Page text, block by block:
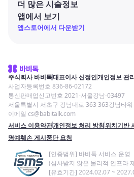
더 많은 시술정보
앱에서 보기
앱스토어에서 다운받기
주식회사 바비톡대표이사 신정인개인정보 관
사업자등록번호 836-86-02172
통신판매업신고번호 2021-서울강남-03497
서울특별시 서초구 강남대로 363 363강남타
이메일 cs@babitalk.com
서비스 이용약관개인정보 처리 방침위치기반
명예훼손 게시중단 요청
[인증범위] 바비톡 서비스 운영
(심사받지 않은 물리적 인프라
[유효기간] 2024.02.07 ~